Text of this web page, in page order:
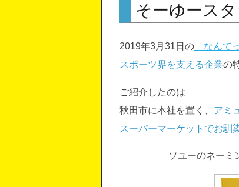
そーゆースタ
2019年3月31日の 「なんて
スポーツ界を支える企業の
ご紹介したのは
秋田市に本社を置く、 アミ
スーパーマーケットでお馴
ソユーのネーミ